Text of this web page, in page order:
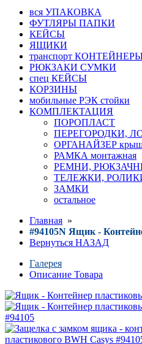
вся УПАКОВКА
ФУТЛЯРЫ ПАПКИ
КЕЙСЫ
ЯЩИКИ
транспорт
РЮКЗАКИ СУМКИ
спец КЕЙСЫ
КОРЗИНЫ
мобильные РЭК стойки
КОМПЛЕКТАЦИЯ
ПОРОПЛАСТ
ПЕРЕГОРОДКИ,
ОРГАНАЙЗЕР
РАМКА монтажная
РЕМНИ,
ТЕЛЕЖКИ,
ЗАМКИ
остальное
Главная »
#94105N Ящик -
Вернуться НАЗАД
Галерея
Описание Товара